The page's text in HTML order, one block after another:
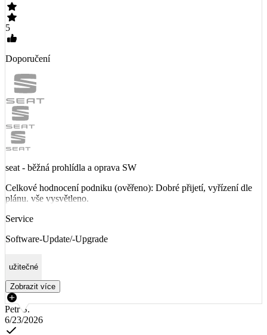
5
Doporučení
seat - běžná prohlídla a oprava SW
Celkové hodnocení podniku (ověřeno): Dobré přijetí, vyřízení dle
plánu. vše vysvětleno.
Service
Software-Update/-Upgrade
užitečné
Zobrazit více
Petr S.
6/23/2026